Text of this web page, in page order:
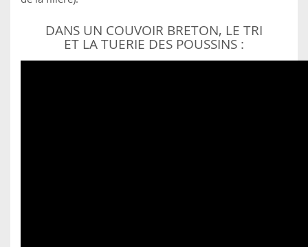
DANS UN COUVOIR BRETON, LE TRI
ET LA TUERIE DES POUSSINS :